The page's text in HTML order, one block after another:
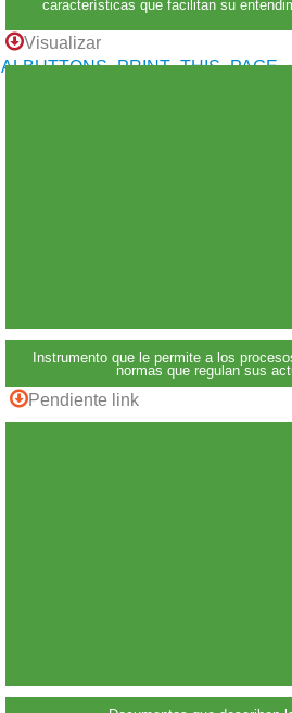
características que facilitan su
Visualizar
Instrumento que le permite a los
normas que regulan sus
Pendiente link